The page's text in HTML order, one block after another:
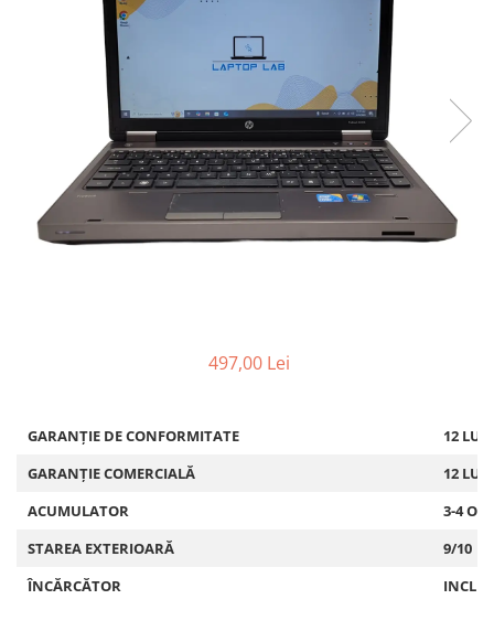
497,00 Lei
GARANȚIE DE CONFORMITATE
12
GARANȚIE COMERCIALĂ
12
ACUMULATOR
3-4 ORE
STAREA EXTERIOARĂ
9/10
ÎNCĂRCĂTOR
INCLUS